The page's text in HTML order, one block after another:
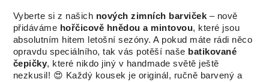
Vyberte si z našich nových zimních barviček – nově
přidáváme hořčicově hnědou a mintovou, které jsou
absolutním hitem letošní sezóny. A pokud máte rádi něco
opravdu speciálního, tak vás potěší naše batikované
čepičky, které nikdo jiný v handmade světě ještě
nezkusil! 😍 Každý kousek je originál, ručně barvený a